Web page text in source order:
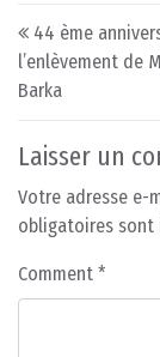
Post
44 ème
l’enlèvement de
Barka
Laisser un
Votre adresse e-
obligatoires sont
Comment *